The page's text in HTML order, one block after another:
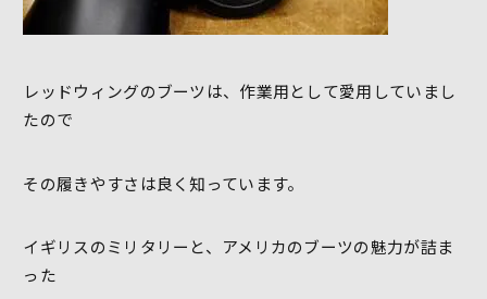
レッドウィングのブーツは、作業用として愛用していまし
たので
その履きやすさは良く知っています。
イギリスのミリタリーと、アメリカのブーツの魅力が詰ま
った